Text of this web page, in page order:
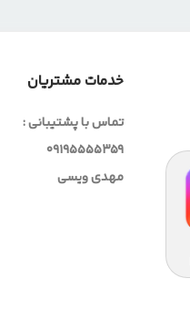
خدمات مشتریان
تماس با پشتیبانی :
09195555359
مهدی ویسی